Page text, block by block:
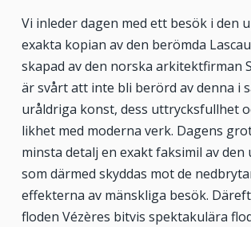
Vi inleder dagen med ett besök i den
exakta kopian av den berömda
skapad av den norska arkitektfirman
är svårt att inte bli berörd av denna i
uråldriga konst, dess uttrycksfullhet
likhet med moderna verk. Dagens
minsta detalj en exakt faksimil av
som därmed skyddas mot de
effekterna av mänskliga besök.
floden Vézères bitvis spektakulära